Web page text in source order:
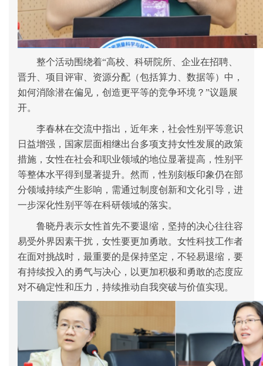
整个活动围绕着“高校、科研院所、企业在招聘、
晋升、项目评审、资源分配（包括算力、数据等）中，
如何消除潜在偏见，创造更平等的竞争环境？”议题展
开。
李春林在交流中指出，近年来，社会性别平等意识
日益增强，国家层面相继出台多项支持女性发展的政策
措施，女性在社会和职业领域的地位显著提高，性别平
等整体水平得到显著提升。然而，性别刻板印象仍在部
分领域持续产生影响，需通过制度创新和文化引导，进
一步深化性别平等在科研领域的落实。
鲁晓丹表示女性首先不要退缩，坚持的决心往往容
易受外界因素干扰，女性要更加勇敢。女性科技工作者
在面对挑战时，最重要的是保持坚定，不轻易退缩，要
有持续投入的勇气与决心，以更加积极和勇敢的态度应
对不确定性和压力，持续推动自我突破与价值实现。